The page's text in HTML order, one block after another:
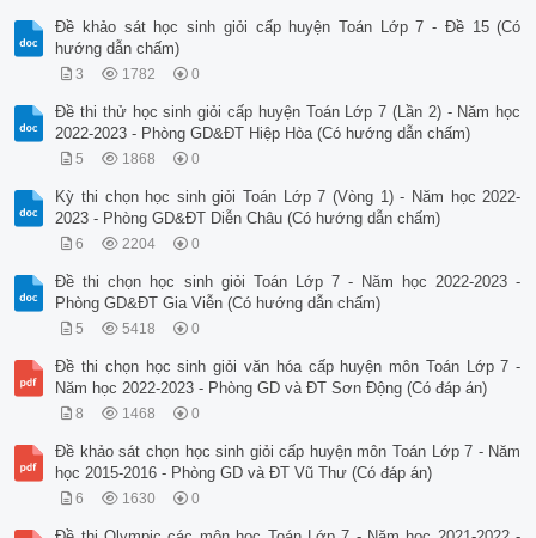
Đề khảo sát học sinh giỏi cấp huyện Toán Lớp 7 - Đề 15 (Có
hướng dẫn chấm)
3 1782 0
Đề thi thử học sinh giỏi cấp huyện Toán Lớp 7 (Lần 2) - Năm học
2022-2023 - Phòng GD&ĐT Hiệp Hòa (Có hướng dẫn chấm)
5 1868 0
Kỳ thi chọn học sinh giỏi Toán Lớp 7 (Vòng 1) - Năm học 2022-
2023 - Phòng GD&ĐT Diễn Châu (Có hướng dẫn chấm)
6 2204 0
Đề thi chọn học sinh giỏi Toán Lớp 7 - Năm học 2022-2023 -
Phòng GD&ĐT Gia Viễn (Có hướng dẫn chấm)
5 5418 0
Đề thi chọn học sinh giỏi văn hóa cấp huyện môn Toán Lớp 7 -
Năm học 2022-2023 - Phòng GD và ĐT Sơn Động (Có đáp án)
8 1468 0
Đề khảo sát chọn học sinh giỏi cấp huyện môn Toán Lớp 7 - Năm
học 2015-2016 - Phòng GD và ĐT Vũ Thư (Có đáp án)
6 1630 0